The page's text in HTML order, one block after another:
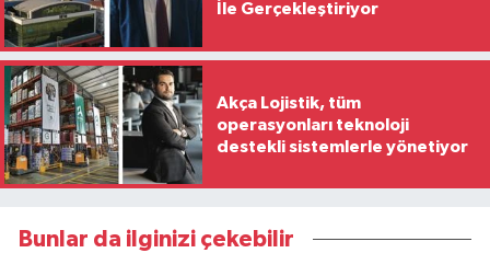
İle Gerçekleştiriyor
Akça Lojistik, tüm
operasyonları teknoloji
destekli sistemlerle yönetiyor
Bunlar da ilginizi çekebilir